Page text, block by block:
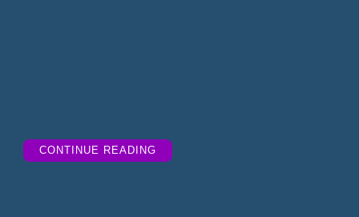
CONTINUE READING“TIPTRACKS
WEEK